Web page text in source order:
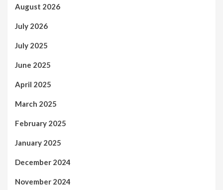
August 2026
July 2026
July 2025
June 2025
April 2025
March 2025
February 2025
January 2025
December 2024
November 2024